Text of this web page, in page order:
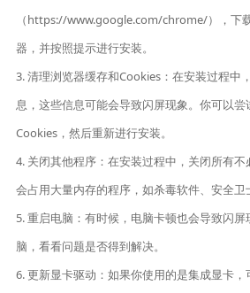
（https://www.google.com/chrome/），下
器，并按照提示进行安装。
3. 清理浏览器缓存和Cookies：在安装过程中
息，这些信息可能会导致闪屏现象。你可以
Cookies，然后重新进行安装。
4. 关闭其他程序：在安装过程中，关闭所有
会占用大量内存的程序，如杀毒软件、安全卫
5. 重启电脑：有时候，电脑卡顿也会导致闪
脑，看看问题是否得到解决。
6. 更新显卡驱动：如果你使用的是集成显卡